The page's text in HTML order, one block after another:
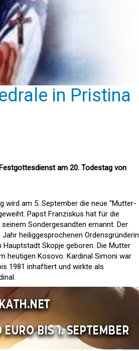
in Pristina
am 20. Todestag von
wird am 5. September die neue "Mutter-
Papst Franziskus hat für die
Sondergesandten ernannt. Der
heiliggesprochenen Ordensgründerin
Skopje geboren. Die Mutter
heutigen Kosovo. Kardinal Simoni war
1981 inhaftiert und wirkte als